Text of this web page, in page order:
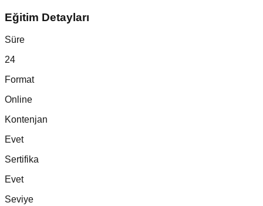
Eğitim Detayları
Süre
24
Format
Online
Kontenjan
Evet
Sertifika
Evet
Seviye